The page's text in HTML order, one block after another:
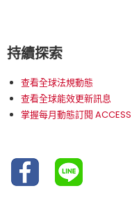
持續探索
查看全球法規動態
查看全球能效更新訊息
掌握每月動態訂閱 ACCESS